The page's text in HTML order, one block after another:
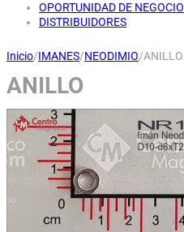
OPORTUNIDAD DE NEGOCIO
DISTRIBUIDORES
Inicio/IMANES/NEODIMIO/ANILLO
ANILLO